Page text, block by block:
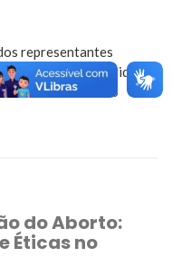
representantes
considerados servidores
A discussão
do Aborto:
Éticas no